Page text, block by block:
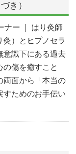
き）
ナー ｜ はり灸師
灸）とヒプノセラ
意識下にある過去
の傷を癒すこと
両面から「本当の
すためのお手伝い